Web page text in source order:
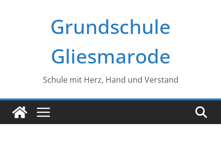
Grundschule
Gliesmarode
Schule mit Herz, Hand und Verstand